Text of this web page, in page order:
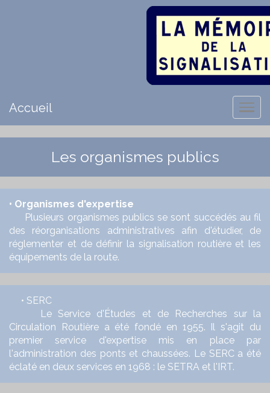
Accueil
Les organismes publics
• Organismes d'expertise
Plusieurs organismes publics se sont succédés au fil
des réorganisations administratives afin d'étudier, de
réglementer et de définir la signalisation routière et les
équipements de la route.
• SERC
Le Service d'Études et de Recherches sur la
Circulation Routière a été fondé en 1955. Il s'agit du
premier service d'expertise mis en place par
l'administration des ponts et chaussées. Le SERC a été
éclaté en deux services en 1968 : le SETRA et l'IRT.